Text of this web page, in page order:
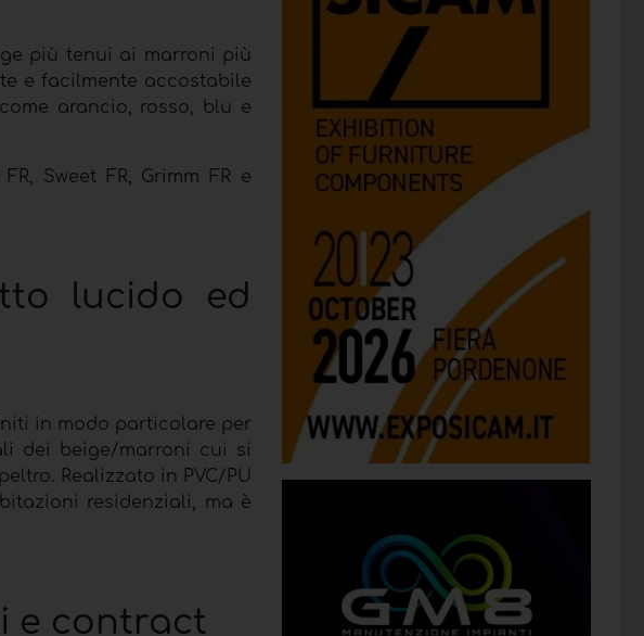
più tenui ai marroni più
e facilmente accostabile
arancio, rosso, blu e
Sweet FR, Grimm FR e
lucido ed
in modo particolare per
dei beige/marroni cui si
Realizzato in PVC/PU
residenziali, ma è
e contract